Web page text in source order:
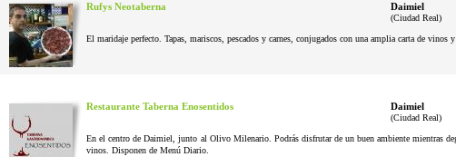
Rufys Neotaberna Daimiel
(Ciudad Real)
El maridaje perfecto. Tapas, mariscos, pescados y carnes, conjugados con una amplia carta de vinos y
Restaurante Taberna Enosentidos Daimiel
(Ciudad Real)
En el centro de Daimiel, junto al Olivo Milenario. Podrás disfrutar de un buen ambiente mientras
vinos. Disponen de Menú Diario.